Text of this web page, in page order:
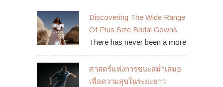
Discovering The Wide Range
Of Plus Size Bridal Gowns
There has never been a more
ศาสตร์แห่งการชนะสม่ำเสมอ
เพื่อความสุขในระยะยาว